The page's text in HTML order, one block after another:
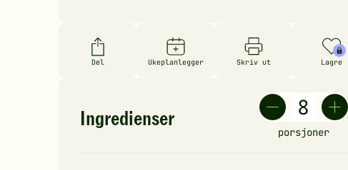
oppskriften.
Del Ukeplanlegger Skriv ut Lagre
Ingredienser
porsjoner